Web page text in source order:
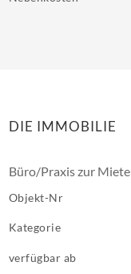
DIE IMMOBILIE
Büro/Praxis zur Miete
Objekt-Nr
Kategorie
verfügbar ab